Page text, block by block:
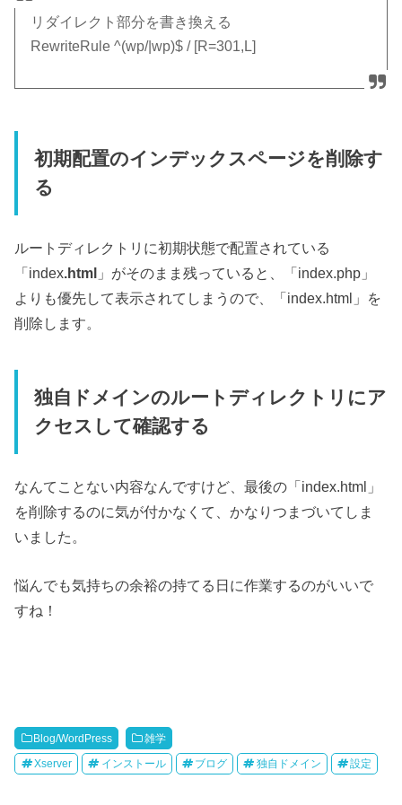
リダイレクト部分を書き換える
RewriteRule ^(wp/|wp)$ / [R=301,L]
初期配置のインデックスページを削除す
る
ルートディレクトリに初期状態で配置されている
「index.html 」がそのまま残っていると、「index.php」
よりも優先して表示されてしまうので、「index.html」を
削除します。
独自ドメインのルートディレクトリにア
クセスして確認する
なんてことない内容なんですけど、最後の「index.html」
を削除するのに気が付かなくて、かなりつまづいてしま
いました。
悩んでも気持ちの余裕の持てる日に作業するのがいいで
すね！
Blog/WordPress 雑学
Xserver インストール ブログ 独自ドメイン 設定